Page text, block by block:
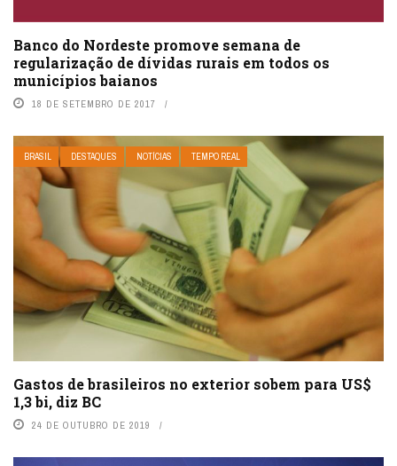
Banco do Nordeste promove semana de
regularização de dívidas rurais em todos os
municípios baianos
18 DE SETEMBRO DE 2017
BRASIL DESTAQUES NOTÍCIAS TEMPO REAL
Gastos de brasileiros no exterior sobem para US$
1,3 bi, diz BC
24 DE OUTUBRO DE 2019